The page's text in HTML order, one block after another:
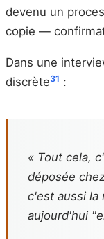
devenu un
copie —
Dans une
discrète31 :
« Tout cela,
déposée
c'est aussi la
aujourd'hui